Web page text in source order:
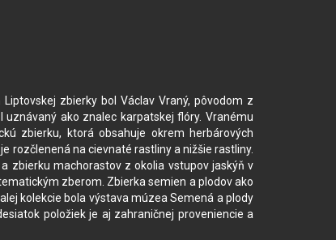
zbierky bol Václav Vraný, pôvodom z
ako znalec karpatskej flóry. Vranému
zbierku, ktorá obsahuje okrem herbárových
rozčlenená na cievnaté rastliny a nižšie rastliny.
zbierku machorastov z okolia vstupov jaskýň v
zberom. Zbierka semien a plodov ako
kolekcie bola výstava múzea Semená a plody
položiek je aj zahraničnej proveniencie a